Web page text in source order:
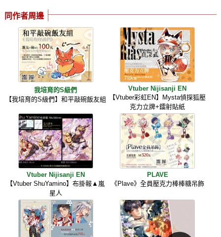
同作者周邊
我培育的S級們
【我培育的S級們】和平敲碗飯友組
Vtuber Nijisanji EN
【Vtuber彩虹EN】Mysta偵探狐壓
克力立牌+鐳射貼紙
Vtuber Nijisanji EN
【Vtuber ShuYamino】布掛報▲嵐
星人
PLAVE
《Plave》全員壓克力棒棒糖吊飾